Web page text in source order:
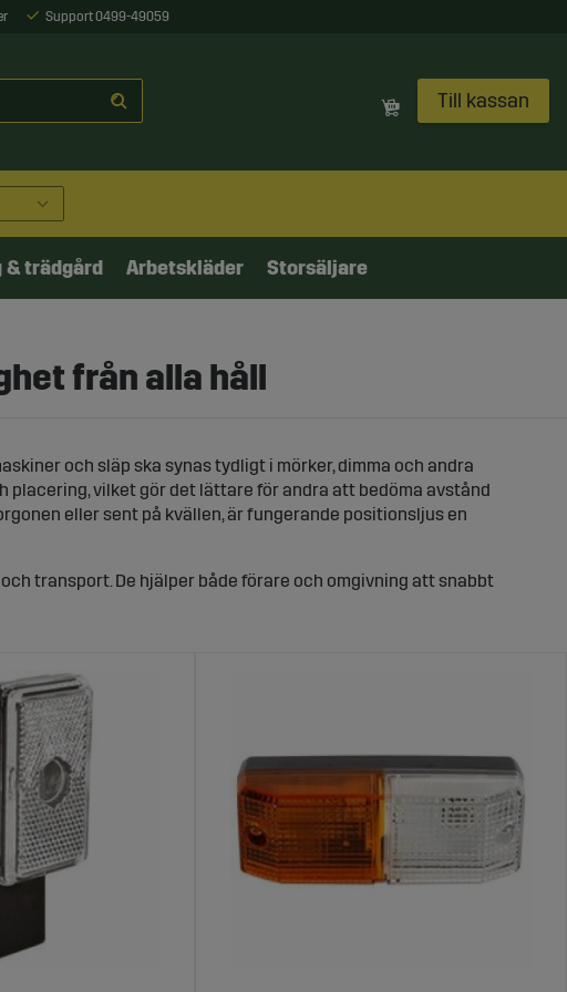
Support 0499-49059
Till kassan
& trädgård Arbetskläder Storsäljare
från alla håll
och släp ska synas tydligt i mörker, dimma och andra
placering, vilket gör det lättare för andra att bedöma avstånd
eller sent på kvällen, är fungerande positionsljus en
transport. De hjälper både förare och omgivning att snabbt
olyckor.
annan belysning. Positionsljus är till för att visa var fordonet
fram, bak och ibland längs sidorna, och gör det tydligt hur
maskiner där det annars kan vara svårt att uppfatta
de en viktig del av fordonets grundbelysning, medan de i
och lantbruksmaskiner som rör sig mellan fält och allmän